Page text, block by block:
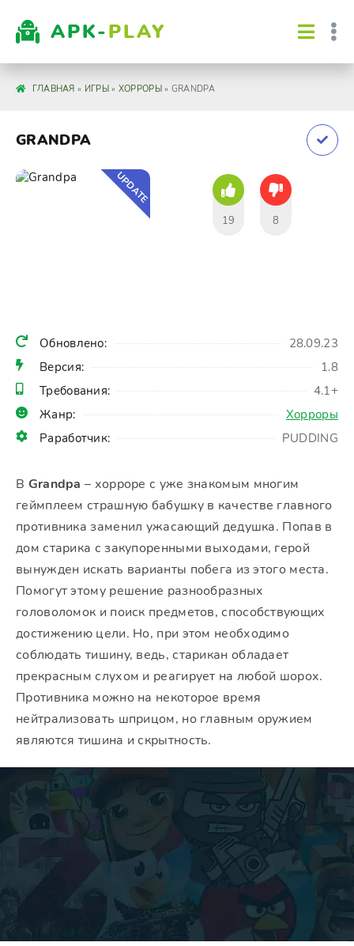
APK-PLAY
ГЛАВНАЯ » ИГРЫ» ХОРРОРЫ» GRANDPA
GRANDPA
Обновлено:
28.09.23
Версия:
1.8
Требования:
4.1+
Жанр:
Хорроры
Раработчик:
PUDDING
UPDATE
19 8
В Grandpa– хорроре с уже знакомым многим
геймплеем страшную бабушку в качестве главного
противника заменил ужасающий дедушка. Попав в
дом старика с закупоренными выходами, герой
вынужден искать варианты побега из этого места.
Помогут этому решение разнообразных
головоломок и поиск предметов, способствующих
достижению цели. Но, при этом необходимо
соблюдать тишину, ведь, старикан обладает
прекрасным слухом и реагирует на любой шорох.
Противника можно на некоторое время
нейтрализовать шприцом, но главным оружием
являются тишина и скрытность.